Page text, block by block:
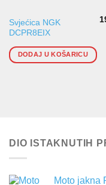
Svjećica NGK
DCPR8EIX
DODAJ U KOŠARICU
DIO ISTAKNUTIH
Moto jakna